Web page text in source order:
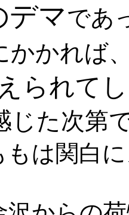
デマであ
かかれば
られて
じた次第
もは関白